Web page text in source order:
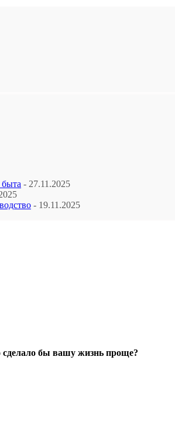
- 27.11.2025
- 19.11.2025
сделало бы вашу жизнь проще?